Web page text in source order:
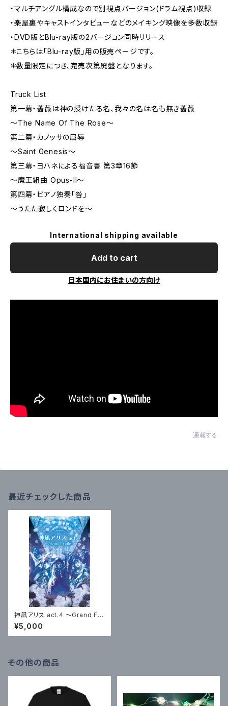
・マルチアングル構成なので別視点バージョン(ドラム視点)収録
・楽屋裏やキャストインタビューなどのメイキング映像を多数収録
・DVD版とBlu-ray版の2バージョン同時リリース
＊こちらは「Blu-ray版」用の販売ページです。
＊数量限定につき、完売次第廃盤となります。
Truck List
第一幕・薔薇は神の授けたる名、我々の名は名も無き薔薇
～The Name Of The Rose～
第二幕・カノッサの屈辱
～Saint Genesis～
第三幕・ヨハネによる福音書 第3章16節
～魔王組曲 Opus-II～
第四幕・ピアノ独奏「咎」
～うたた寂しくロンドを～
International shipping available
Add to cart
日本国内にお住まいの方向け
通報する
最近チェックした商品
神凪アリス act.4 ～Grand Fin
ale～(Blu-ray)
¥5,000
その他の商品